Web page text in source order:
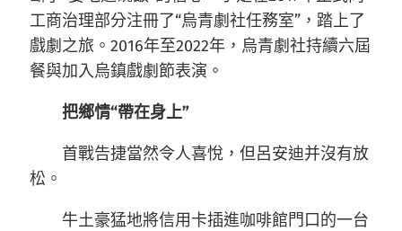
工商治理部分注冊了“烏青劇社任務室”，踏上了
戲劇之旅。2016年至2022年，烏青劇社持續六屆
餐與加入烏鎮戲劇節表演。
把鄉情“帶在身上”
首戰告捷當然令人喜悅，但呂安迪并沒有放
松。
牛土豪猛地將信用卡插進咖啡館門口的一台